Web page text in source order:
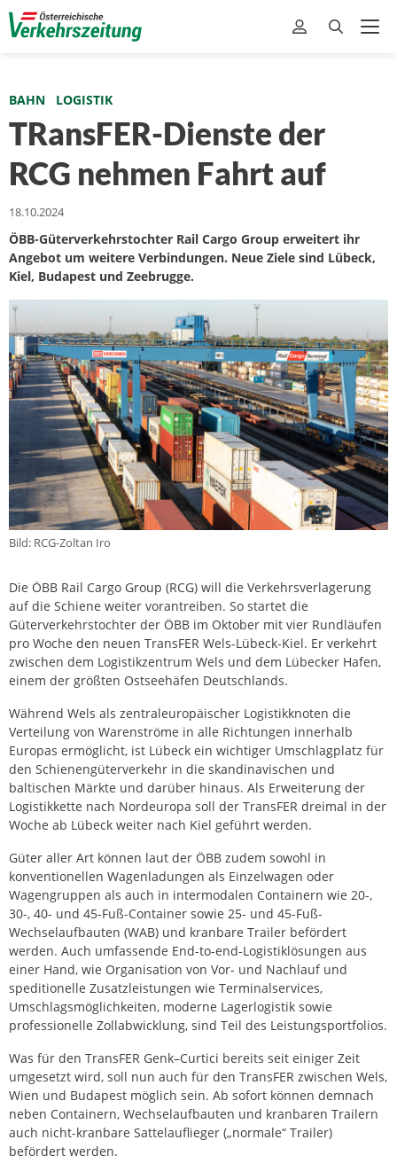
BAHN LOGISTIK
TRansFER-Dienste der
RCG nehmen Fahrt auf
18.10.2024
ÖBB-Güterverkehrstochter Rail Cargo Group erweitert ihr
Angebot um weitere Verbindungen. Neue Ziele sind Lübeck,
Kiel, Budapest und Zeebrugge.
Bild: RCG-Zoltan Iro
Die ÖBB Rail Cargo Group (RCG) will die Verkehrsverlagerung
auf die Schiene weiter vorantreiben. So startet die
Güterverkehrstochter der ÖBB im Oktober mit vier Rundläufen
pro Woche den neuen TransFER Wels-Lübeck-Kiel. Er verkehrt
zwischen dem Logistikzentrum Wels und dem Lübecker Hafen,
einem der größten Ostseehäfen Deutschlands.
Während Wels als zentraleuropäischer Logistikknoten die
Verteilung von Warenströme in alle Richtungen innerhalb
Europas ermöglicht, ist Lübeck ein wichtiger Umschlagplatz für
den Schienengüterverkehr in die skandinavischen und
baltischen Märkte und darüber hinaus. Als Erweiterung der
Logistikkette nach Nordeuropa soll der TransFER dreimal in der
Woche ab Lübeck weiter nach Kiel geführt werden.
Güter aller Art können laut der ÖBB zudem sowohl in
konventionellen Wagenladungen als Einzelwagen oder
Wagengruppen als auch in intermodalen Containern wie 20-,
30-, 40- und 45-Fuß-Container sowie 25- und 45-Fuß-
Wechselaufbauten (WAB) und kranbare Trailer befördert
werden. Auch umfassende End-to-end-Logistiklösungen aus
einer Hand, wie Organisation von Vor- und Nachlauf und
speditionelle Zusatzleistungen wie Terminalservices,
Umschlagsmöglichkeiten, moderne Lagerlogistik sowie
professionelle Zollabwicklung, sind Teil des Leistungsportfolios.
Was für den TransFER Genk–Curtici bereits seit einiger Zeit
umgesetzt wird, soll nun auch für den TransFER zwischen Wels,
Wien und Budapest möglich sein. Ab sofort können demnach
neben Containern, Wechselaufbauten und kranbaren Trailern
auch nicht-kranbare Sattelauflieger („normale“ Trailer)
befördert werden.